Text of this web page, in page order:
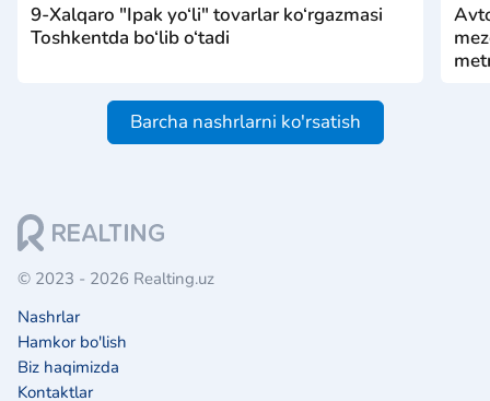
9-Xalqaro "Ipak yo‘li" tovarlar ko‘rgazmasi
Toshkentda bo‘lib o‘tadi
Barcha nashrlarni ko'rsatish
© 2023 - 2026 Realting.uz
Nashrlar
Hamkor bo'lish
Biz haqimizda
Kontaktlar